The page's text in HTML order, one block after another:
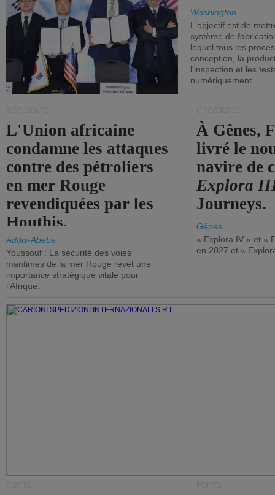
Washington
L'objectif est de
système de
lequel tous les
conception, la
l'inspection et les
numériquement.
L'Union africaine
condamne les attaques
contre des pétroliers
en mer Rouge
revendiquées par les
Houthis.
Addis-Abeba
Youssouf : La sécurité des voies
maritimes de la mer Rouge revêt une
importance stratégique vitale pour
l'Afrique.
À Gênes,
livré le
navire de
Explora
Journeys.
Gênes
« Explora IV » et «
en 2027 et «